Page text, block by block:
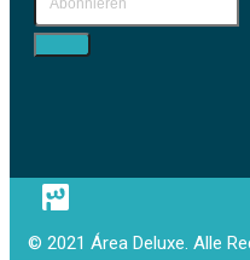
© 2021 Área Deluxe. Alle